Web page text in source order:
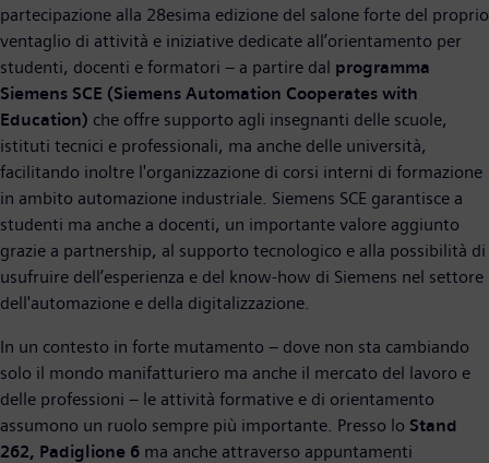
partecipazione alla 28esima edizione del salone forte del proprio
ventaglio di attività e iniziative dedicate all’orientamento per
studenti, docenti e formatori – a partire dal programma
Siemens SCE (Siemens Automation Cooperates with
Education) che offre supporto agli insegnanti delle scuole,
istituti tecnici e professionali, ma anche delle università,
facilitando inoltre l'organizzazione di corsi interni di formazione
in ambito automazione industriale. Siemens SCE garantisce a
studenti ma anche a docenti, un importante valore aggiunto
grazie a partnership, al supporto tecnologico e alla possibilità di
usufruire dell’esperienza e del know-how di Siemens nel settore
dell'automazione e della digitalizzazione.
In un contesto in forte mutamento – dove non sta cambiando
solo il mondo manifatturiero ma anche il mercato del lavoro e
delle professioni – le attività formative e di orientamento
assumono un ruolo sempre più importante. Presso lo Stand
262, Padiglione 6 ma anche attraverso appuntamenti